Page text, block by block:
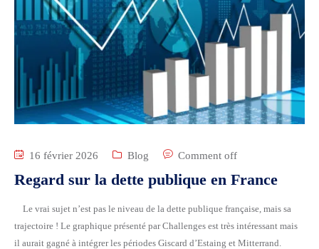
16 février 2026 Blog Comment off
Regard sur la dette publique en France
Le vrai sujet n’est pas le niveau de la dette publique française, mais sa
trajectoire ! Le graphique présenté par Challenges est très intéressant mais
il aurait gagné à intégrer les périodes Giscard d’Estaing et Mitterrand.